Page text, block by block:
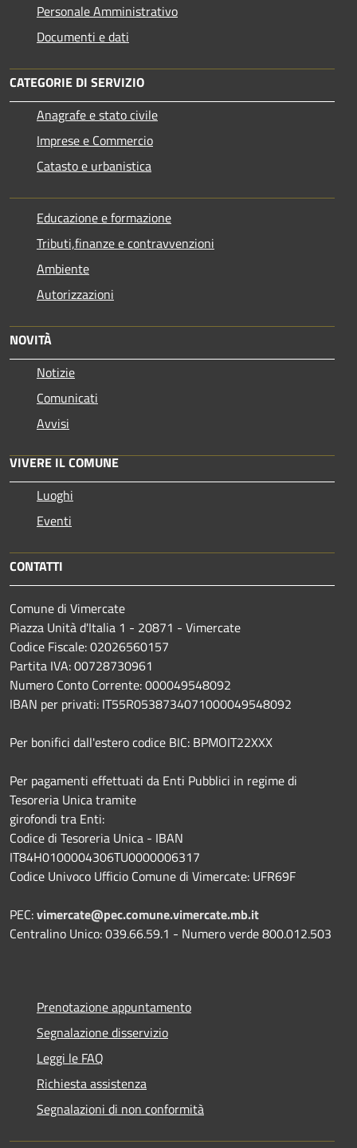
Personale Amministrativo
Documenti e dati
CATEGORIE DI SERVIZIO
Anagrafe e stato civile
Imprese e Commercio
Catasto e urbanistica
Educazione e formazione
Tributi,finanze e contravvenzioni
Ambiente
Autorizzazioni
NOVITÀ
Notizie
Comunicati
Avvisi
VIVERE IL COMUNE
Luoghi
Eventi
CONTATTI
Comune di Vimercate
Piazza Unità d'Italia 1 - 20871 - Vimercate
Codice Fiscale: 02026560157
Partita IVA: 00728730961
Numero Conto Corrente: 000049548092
IBAN per privati: IT55R0538734071000049548092
Per bonifici dall'estero codice BIC: BPMOIT22XXX
Per pagamenti effettuati da Enti Pubblici in regime di
Tesoreria Unica tramite
girofondi tra Enti:
Codice di Tesoreria Unica - IBAN
IT84H0100004306TU0000006317
Codice Univoco Ufficio Comune di Vimercate: UFR69F
PEC:vimercate@pec.comune.vimercate.mb.it
Centralino Unico: 039.66.59.1 - Numero verde 800.012.503
Prenotazione appuntamento
Segnalazione disservizio
Leggi le FAQ
Richiesta assistenza
Segnalazioni di non conformità